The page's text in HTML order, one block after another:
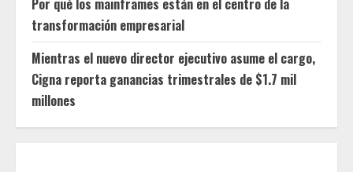
Por qué los mainframes están en el centro de la
transformación empresarial
Mientras el nuevo director ejecutivo asume el cargo,
Cigna reporta ganancias trimestrales de $1.7 mil
millones